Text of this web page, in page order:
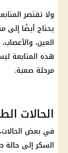
ولا تقتصر
يحتاج أيضًا إلى
العين،
هذه المتابعة
مرحلة صعبة.
الحالات
في بعض
السكر إلى حالة